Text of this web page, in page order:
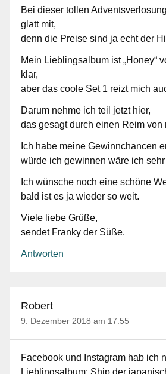
Bei dieser tollen
glatt mit,
denn die Preise sind ja echt der
Mein Lieblingsalbum ist „Honey“
klar,
aber das coole Set 1 reizt mich
Darum nehme ich teil jetzt hier,
das gesagt durch einen Reim von
Ich habe meine Gewinnchancen
würde ich gewinnen wäre ich sehr
Ich wünsche noch eine schöne
bald ist es ja wieder so weit.
Viele liebe Grüße,
sendet Franky der Süße.
Antworten
Robert
9. Dezember 2018 am 17:55
Facebook und Instagram hab ich